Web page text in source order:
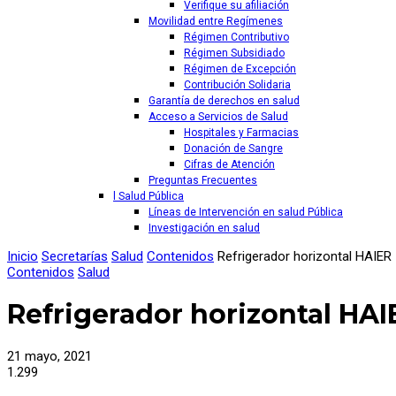
Verifique su afiliación
Movilidad entre Regímenes
Régimen Contributivo
Régimen Subsidiado
Régimen de Excepción
Contribución Solidaria
Garantía de derechos en salud
Acceso a Servicios de Salud
Hospitales y Farmacias
Donación de Sangre
Cifras de Atención
Preguntas Frecuentes
l Salud Pública
Líneas de Intervención en salud Pública
Investigación en salud
Inicio Secretarías Salud Contenidos Refrigerador horizontal HAIER
Contenidos Salud
Refrigerador horizontal
21 mayo, 2021
1.299